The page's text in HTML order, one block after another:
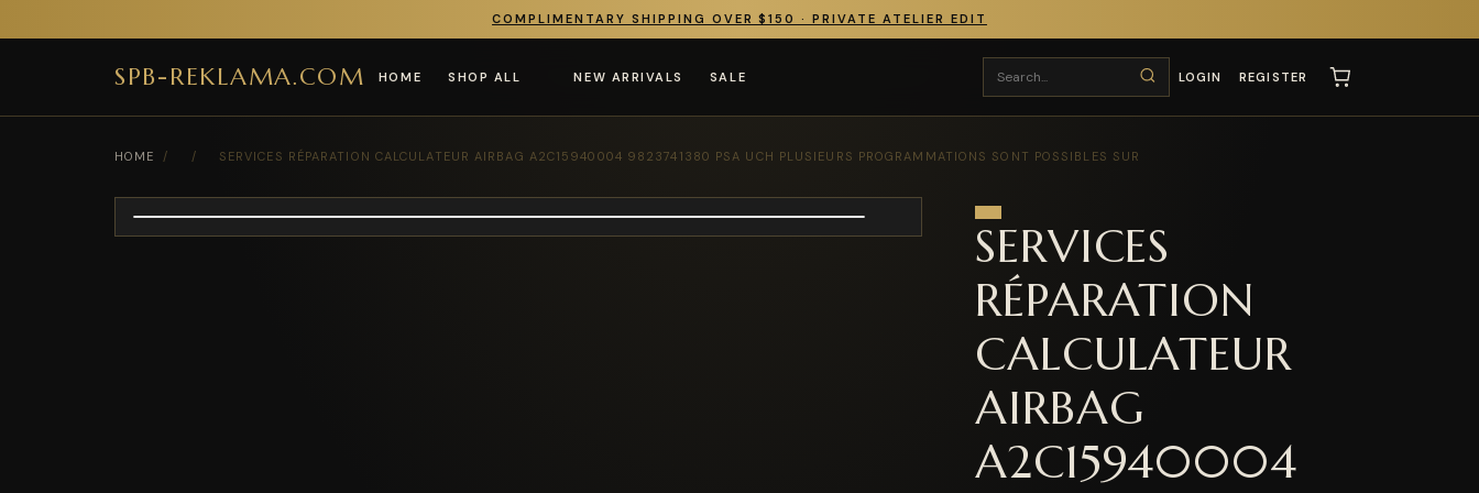
COMPLIMENTARY SHIPPING OVER $150 · PRIVATE ATELIER EDIT
SPB-REKLAMA.COM HOME SHOP ALL NEW ARRIVALS SALE LOGIN REGISTER
HOME / / SERVICES RÉPARATION CALCULATEUR AIRBAG A2C15940004 9823741380 PSA UCH PLUSIEURS PROGRAMMATIONS SONT POSSIBLES SUR
SERVICES
RÉPARATION
CALCULATEUR
AIRBAG
A2C15940004